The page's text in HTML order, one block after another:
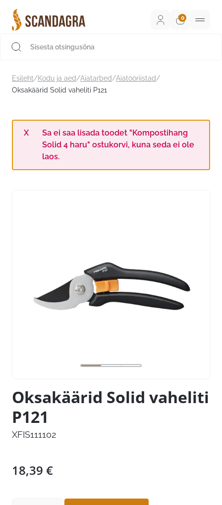
sisu
juurde
Esileht/Kodu ja aed/Aiatarbed/Aiatööriistad/
Oksakäärid Solid vaheliti P121
Sa ei saa lisada toodet "Kompostihang
Solid 4 haru" ostukorvi, kuna seda ei ole
laos.
Oksakäärid Solid vaheliti
P121
XFIS111102
18,39 €